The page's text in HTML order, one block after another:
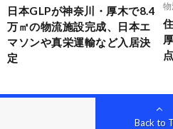
日本GLPが神奈川・厚木で8.4
万㎡の物流施設完成、日本エ
マソンや真栄運輸など入居決
定
物
Back to